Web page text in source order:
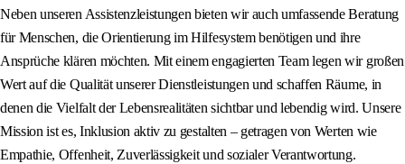
Neben unseren Assistenzleistungen bieten wir auch umfassende Beratung
für Menschen, die Orientierung im Hilfesystem benötigen und ihre
Ansprüche klären möchten. Mit einem engagierten Team legen wir großen
Wert auf die Qualität unserer Dienstleistungen und schaffen Räume, in
denen die Vielfalt der Lebensrealitäten sichtbar und lebendig wird. Unsere
Mission ist es, Inklusion aktiv zu gestalten – getragen von Werten wie
Empathie, Offenheit, Zuverlässigkeit und sozialer Verantwortung.